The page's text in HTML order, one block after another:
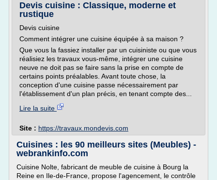
Devis cuisine : Classique, moderne et
rustique
Devis cuisine
Comment intégrer une cuisine équipée à sa maison ?
Que vous la fassiez installer par un cuisiniste ou que vous
réalisiez les travaux vous-même, intégrer une cuisine
neuve ne doit pas se faire sans la prise en compte de
certains points préalables. Avant toute chose, la
conception d'une cuisine passe nécessairement par
l'établissement d'un plan précis, en tenant compte des...
Lire la suite
Site : https://travaux.mondevis.com
Cuisines : les 90 meilleurs sites (Meubles) -
webrankinfo.com
Cuisine Nolte, fabricant de meuble de cuisine à Bourg la
Reine en Ile-de-France, propose l'agencement, le contrôle